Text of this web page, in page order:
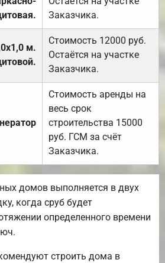
Заказчика.
м.
Стоимость 12000 руб.
Остаётся на участке
Заказчика.
Стоимость аренды на
весь срок
строительства 15000
руб. ГСМ за счёт
Заказчика.
домов выполняется в двух
когда сруб будет
определенного времени
строить дома в